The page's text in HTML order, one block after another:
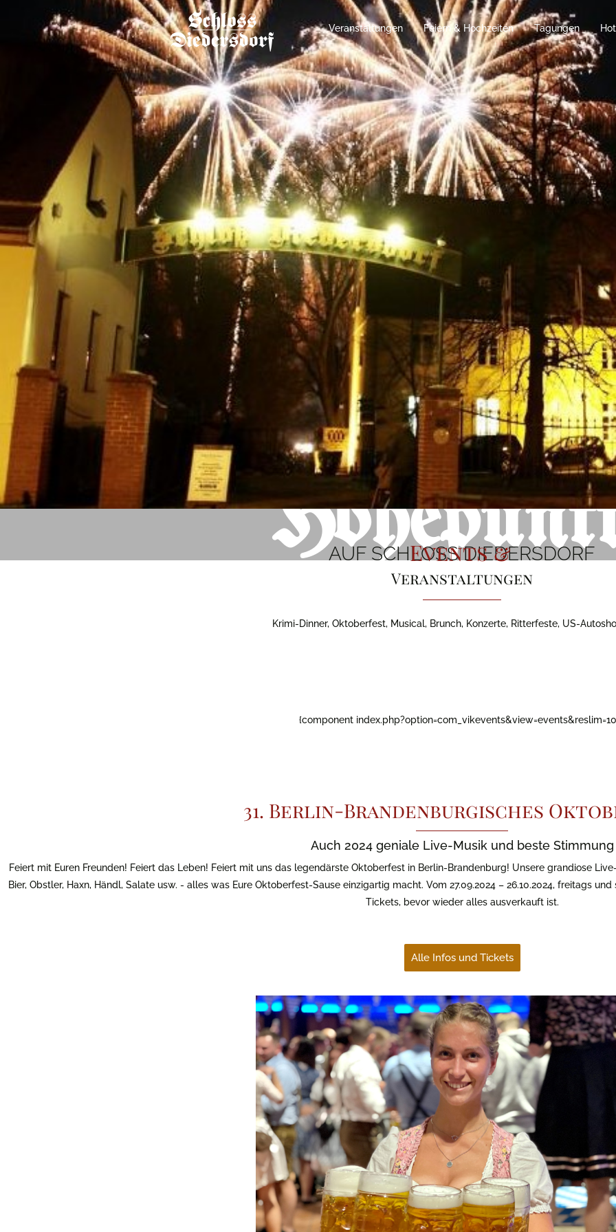
Veranstaltungen Feiern & Hochzeiten Tagungen
AUF SCHLOSS DIEDERSDORF
Events &
Veranstaltungen
Krimi-Dinner, Oktoberfest, Musical, Brunch, Konzerte, Ritterfeste, US-
{component
31. Berlin-Brandenburgisches
Auch 2024 geniale Live-Musik und beste Stimmung
Feiert mit Euren Freunden! Feiert das Leben! Feiert mit uns das legendärste Oktoberfest in Berlin-Brandenburg! Unsere grandiose
Bier, Obstler, Haxn, Händl, Salate usw. - alles was Eure Oktoberfest-Sause einzigartig macht. Vom 27.09.2024 – 26.10.2024, freitags
Tickets, bevor wieder alles ausverkauft ist.
Alle Infos und Tickets